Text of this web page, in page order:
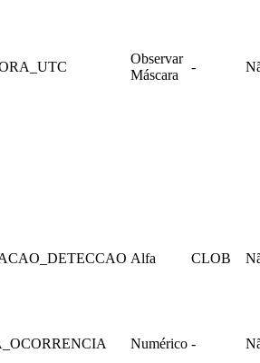
Observar
Máscara
-
Alfa CLOB
Numérico -